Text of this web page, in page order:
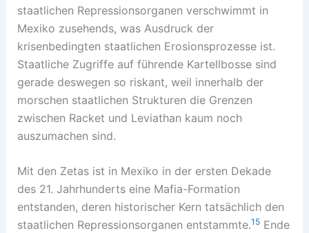
staatlichen Repressionsorganen verschwimmt in
Mexiko zusehends, was Ausdruck der
krisenbedingten staatlichen Erosionsprozesse ist.
Staatliche Zugriffe auf führende Kartellbosse sind
gerade deswegen so riskant, weil innerhalb der
morschen staatlichen Strukturen die Grenzen
zwischen Racket und Leviathan kaum noch
auszumachen sind.
Mit den Zetas ist in Mexiko in der ersten Dekade
des 21. Jahrhunderts eine Mafia-Formation
entstanden, deren historischer Kern tatsächlich den
staatlichen Repressionsorganen entstammte.15Ende